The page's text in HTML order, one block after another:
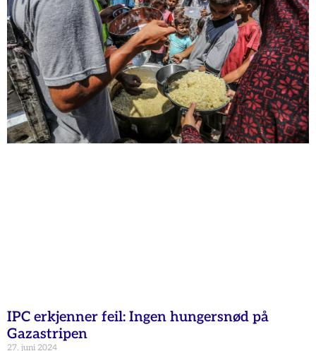
IPC erkjenner feil: Ingen hungersnød på
Gazastripen
27. juni 2024